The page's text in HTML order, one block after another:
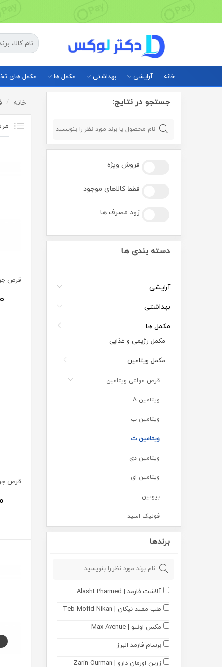
خانه آرایشی بهداشتی مکمل ها مکمل های
جستجو در نتایج:
فروش ویژه
فقط کالاهای موجود
زود مصرف ها
دسته بندی ها
آرایشی
بهداشتی
مکمل ها
مکمل رژیمی و غذایی
مکمل ویتامین
قرص مولتی ویتامین
ویتامین A
ویتامین ب
ویتامین ث
ویتامین دی
ویتامین ای
بیوتین
فولیک اسید
مکمل تنظیم وزن
برندها
آلاشت فارمد | Alasht Pharmed
طب مفید نیکان | Teb Mofid Nikan
مکس اونیو | Max Avenue
برسام فارمد البرز
زرین اورمان دارو | Zarin Ourman
خانه